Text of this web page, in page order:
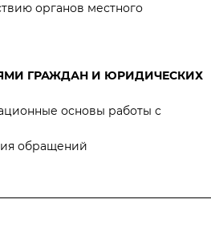
органов местного
ГРАЖДАН И ЮРИДИЧЕСКИХ
основы работы с
обращений